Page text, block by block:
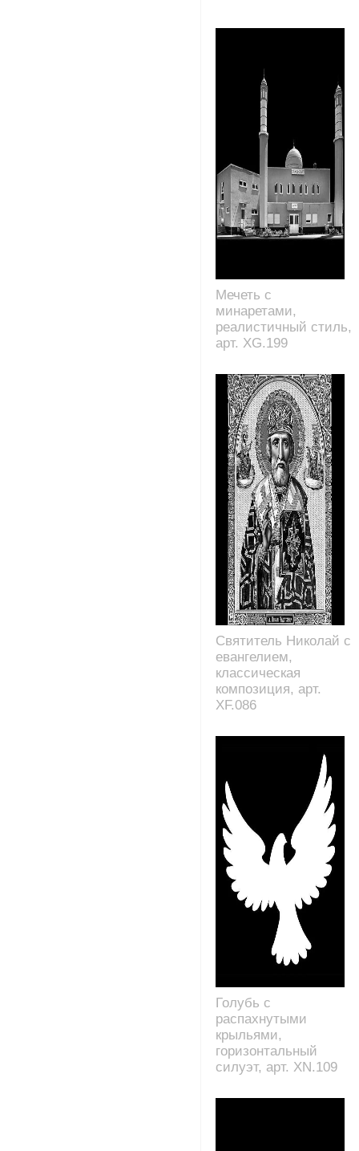
Мечеть с
минаретами,
реалистичный стиль,
арт. XG.199
Святитель Николай с
евангелием,
классическая
композиция, арт.
XF.086
Голубь с
распахнутыми
крыльями,
горизонтальный
силуэт, арт. XN.109